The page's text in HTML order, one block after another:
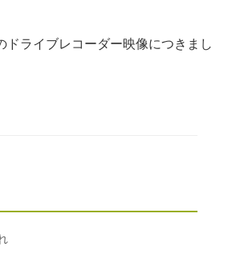
ドライブレコーダー映像につきまし